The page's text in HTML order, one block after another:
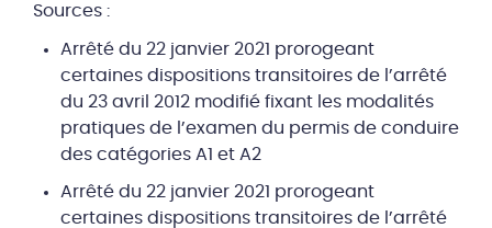
Sources :
Arrêté du 22 janvier 2021 prorogeant
certaines dispositions transitoires de l’arrêté
du 23 avril 2012 modifié fixant les modalités
pratiques de l’examen du permis de conduire
des catégories A1 et A2
Arrêté du 22 janvier 2021 prorogeant
certaines dispositions transitoires de l’arrêté